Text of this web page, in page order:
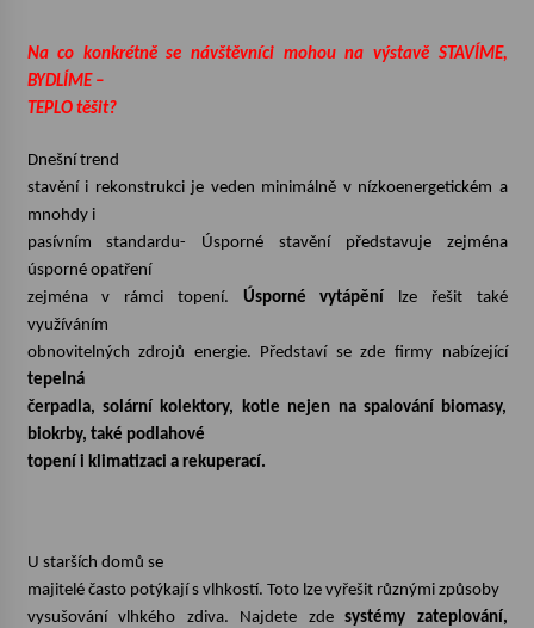
13. 7. 2026
3. 7. 2026
Petr Adamec – Malovaný svět
30. 6. 2026
Na co konkrétně se návštěvníci mohou na výstavě STAVÍME,
BYDLÍME –
TEPLO těšit?
Dnešní trend
stavění i rekonstrukci je veden minimálně v nízkoenergetickém a
mnohdy i
pasívním standardu- Úsporné stavění představuje zejména
úsporné opatření
zejména v rámci topení. Úsporné vytápění lze řešit také
využíváním
obnovitelných zdrojů energie. Představí se zde firmy nabízející
tepelná
čerpadla, solární kolektory, kotle nejen na spalování biomasy,
biokrby, také podlahové
topení i klimatizaci a rekuperací.
U starších domů se
majitelé často potýkají s vlhkostí. Toto lze vyřešit různými způsoby
vysušování vlhkého zdiva. Najdete zde systémy zateplování,